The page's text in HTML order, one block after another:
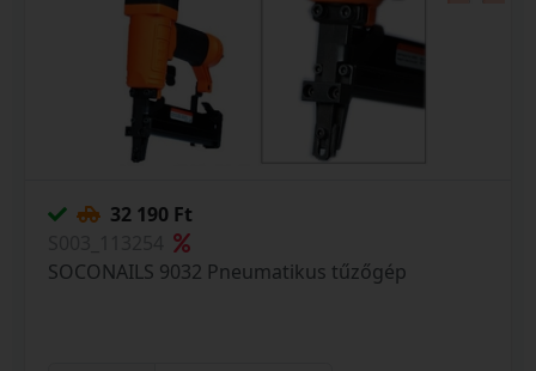
32 190 Ft
SOCONAILS 9032 Pneumatikus tűzőgép